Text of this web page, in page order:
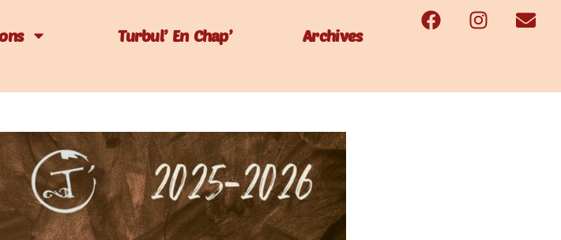
Turbul’ En Chap’ Archives